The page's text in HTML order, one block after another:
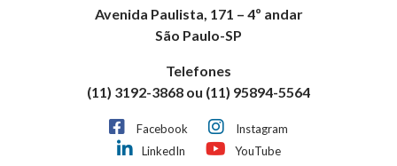
Avenida Paulista, 171 – 4º andar
São Paulo-SP
Telefones
(11) 3192-3868 ou (11) 95894-5564
Facebook
Instagram
LinkedIn
YouTube